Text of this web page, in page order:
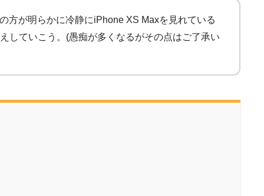
方が明らかに冷静にiPhone XS Maxを見れている
していこう。(愚痴が多くなるがその点はご了承い